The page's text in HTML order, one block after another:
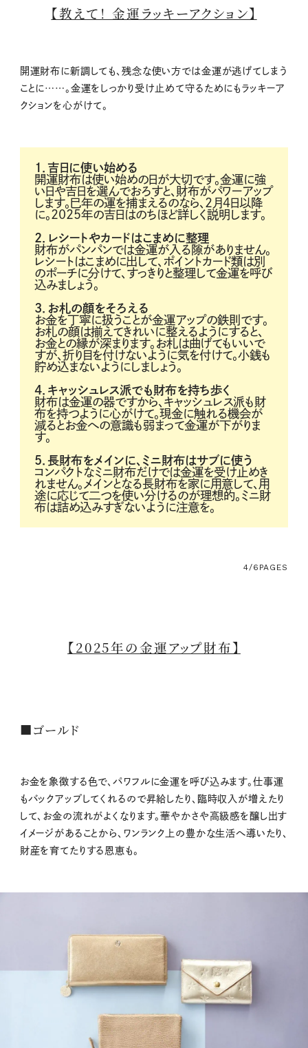
【教えて！ 金運ラッキーアクション】
開運財布に新調しても、残念な使い方では金運が逃げてしまう
ことに……。金運をしっかり受け止めて守るためにもラッキーア
クションを心がけて。
1．吉日に使い始める
開運財布は使い始めの日が大切です。金運に強
い日や吉日を選んでおろすと、財布がパワーアップ
します。巳年の運を捕まえるのなら、2月4日以降
に。2025年の吉日はのちほど詳しく説明します。
2．レシートやカードはこまめに整理
財布がパンパンでは金運が入る隙がありません。
レシートはこまめに出して、ポイントカード類は別
のポーチに分けて、すっきりと整理して金運を呼び
込みましょう。
3．お札の顔をそろえる
お金を丁寧に扱うことが金運アップの鉄則です。
お札の顔は揃えてきれいに整えるようにすると、
お金との縁が深まります。お札は曲げてもいいで
すが、折り目を付けないように気を付けて。小銭も
貯め込まないようにしましょう。
4．キャッシュレス派でも財布を持ち歩く
財布は金運の器ですから、キャッシュレス派も財
布を持つように心がけて。現金に触れる機会が
減るとお金への意識も弱まって金運が下がりま
す。
5．長財布をメインに、ミニ財布はサブに使う
コンパクトなミニ財布だけでは金運を受け止めき
れません。メインとなる長財布を家に用意して、用
途に応じて二つを使い分けるのが理想的。ミニ財
布は詰め込みすぎないように注意を。
4/6 PAGES
【2025年の金運アップ財布】
■ゴールド
お金を象徴する色で、パワフルに金運を呼び込みます。仕事運
もバックアップしてくれるので昇給したり、臨時収入が増えたり
して、お金の流れがよくなります。華やかさや高級感を醸し出す
イメージがあることから、ワンランク上の豊かな生活へ導いたり、
財産を育てたりする恩恵も。